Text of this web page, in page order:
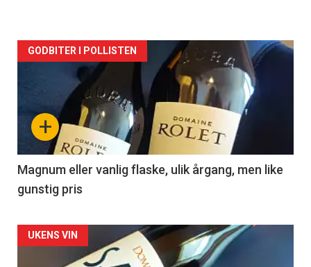
+
GODBITER I POLLISTEN
Magnum eller vanlig flaske, ulik årgang, men like
gunstig pris
UKENS VIN